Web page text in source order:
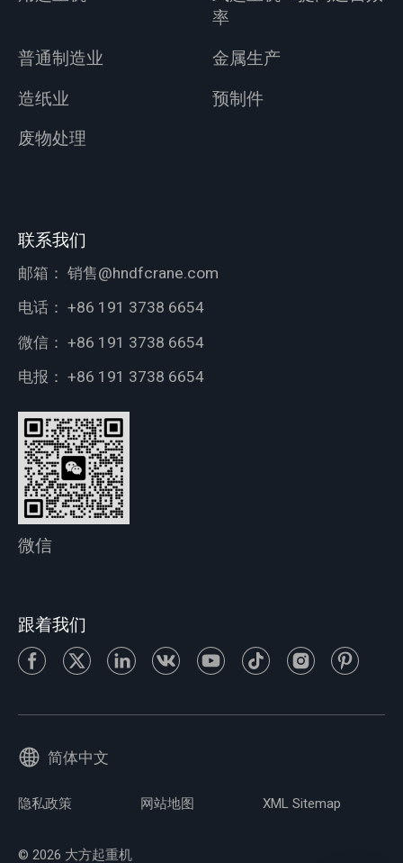
率
普通制造业
金属生产
造纸业
预制件
废物处理
联系我们
邮箱： 销售@hndfcrane.com
电话： +86 191 3738 6654
微信： +86 191 3738 6654
电报： +86 191 3738 6654
微信
跟着我们
简体中文
隐私政策 网站地图 XML Sitemap
© 2026 大方起重机